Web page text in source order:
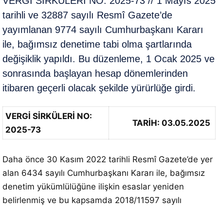
tarihli ve 32887 sayılı Resmî Gazete’de
yayımlanan 9774 sayılı Cumhurbaşkanı Kararı
ile, bağımsız denetime tabi olma şartlarında
değişiklik yapıldı. Bu düzenleme, 1 Ocak 2025 ve
sonrasında başlayan hesap dönemlerinden
itibaren geçerli olacak şekilde yürürlüğe girdi.
VERGİ SİRKÜLERİ NO:
2025-73
TARİH: 03.05.2025
Daha önce 30 Kasım 2022 tarihli Resmî Gazete’de yer
alan 6434 sayılı Cumhurbaşkanı Kararı ile, bağımsız
denetim yükümlülüğüne ilişkin esaslar yeniden
belirlenmiş ve bu kapsamda 2018/11597 sayılı